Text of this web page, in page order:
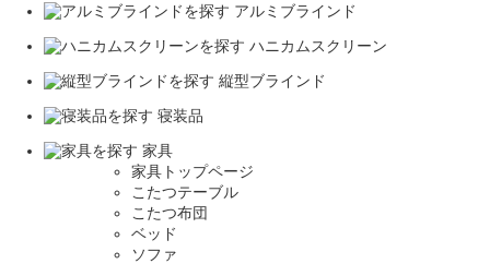
アルミブラインド
ハニカムスクリーン
縦型ブラインド
寝装品
家具
家具トップページ
こたつテーブル
こたつ布団
ベッド
ソファ